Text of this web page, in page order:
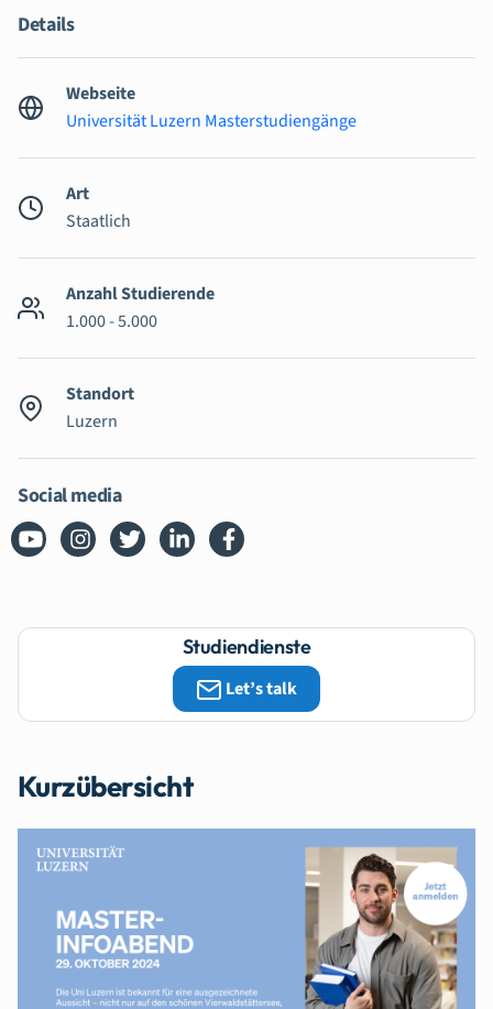
Details
Webseite
Universität Luzern Masterstudiengänge
Art
Staatlich
Anzahl Studierende
1.000 - 5.000
Standort
Luzern
Social media
Kurzübersicht
Studiendienste
Let’s talk